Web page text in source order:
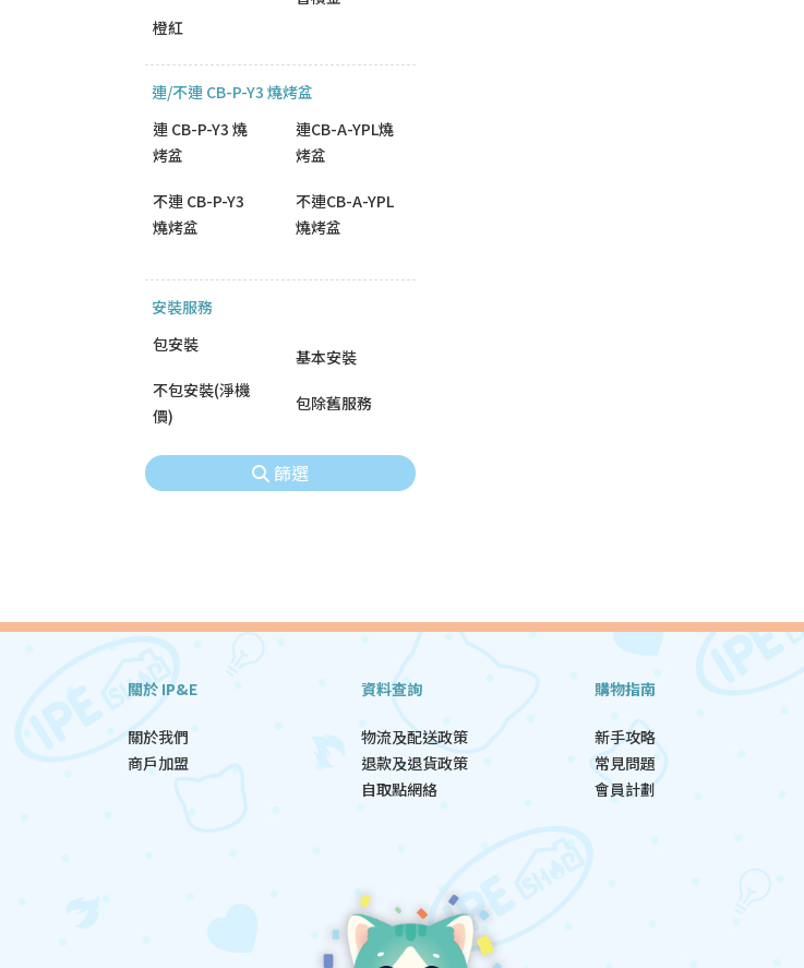
橙紅
連/不連 CB-P-Y3 燒烤盆
連 CB-P-Y3 燒
烤盆
不連 CB-P-Y3
燒烤盆
連CB-A-YPL燒
烤盆
不連CB-A-YPL
燒烤盆
安裝服務
包安裝
不包安裝(淨機
價)
基本安裝
包除舊服務
篩選
關於 IP&E
關於我們
商戶加盟
資料查詢
物流及配送政策
退款及退貨政策
自取點網絡
購物指南
新手攻略
常見問題
會員計劃